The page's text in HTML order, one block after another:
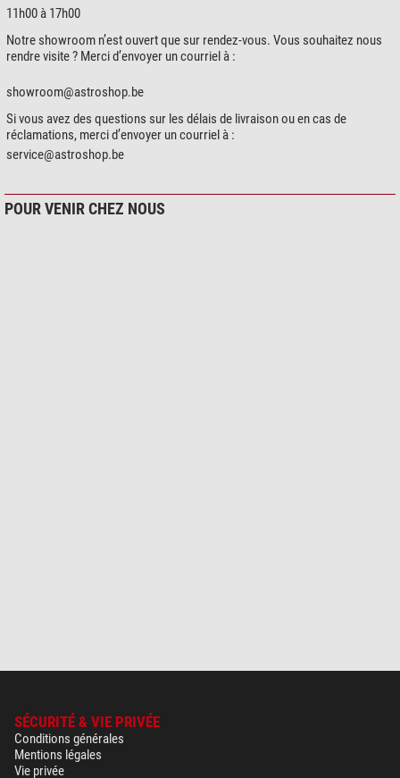
11h00 à 17h00
Notre showroom n’est ouvert que sur rendez-vous. Vous souhaitez nous
rendre visite ? Merci d’envoyer un courriel à :
showroom@astroshop.be
Si vous avez des questions sur les délais de livraison ou en cas de
réclamations, merci d’envoyer un courriel à :
service@astroshop.be
POUR VENIR CHEZ NOUS
SÉCURITÉ & VIE PRIVÉE
Conditions générales
Mentions légales
Vie privée